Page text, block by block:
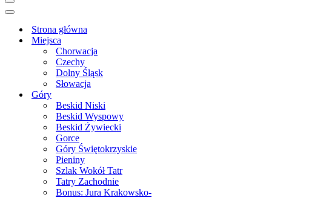
Menu
nawigacji
Menu
nawigacjiStrona główna
Miejsca
Chorwacja
Czechy
Dolny Śląsk
Słowacja
Góry
Beskid Niski
Beskid Wyspowy
Beskid Żywiecki
Gorce
Góry Świętokrzyskie
Pieniny
Szlak Wokół Tatr
Tatry Zachodnie
Bonus: Jura Krakowsko-